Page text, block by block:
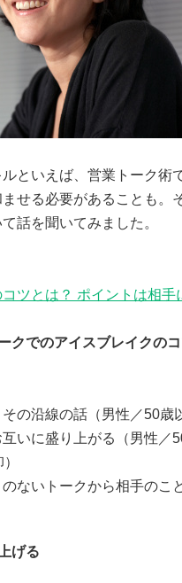
といえば、営業トーク術
せる必要があることも。
話を聞いてみました。
ツとは？ ポイントは相手
でのアイスブレイクのコ
の沿線の話（男性／50歳
いに盛り上がる（男性／
ないトークから相手のこ
げる